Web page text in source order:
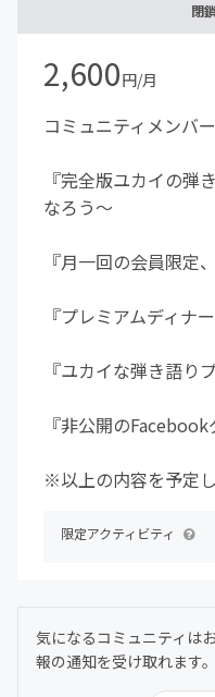
閉
2,600円/月
コミュニティメンバ
『完全版ユカイの弾
なろう〜
『月一回の会員限定
『プレミアムディナ
『ユカイな弾き語り
『非公開の
※以上の内容を予定し
限定アクティビティ
気になるコミュニティは
報の通知を受け取れます。